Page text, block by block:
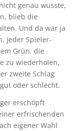
genau wusste,
blieb die
Und da war ja
jeder Spieler-
Grün, die
zu wiederholen,
zweite Schlag
oder schlecht.
erschöpft
erfrischenden
eigener Wahl